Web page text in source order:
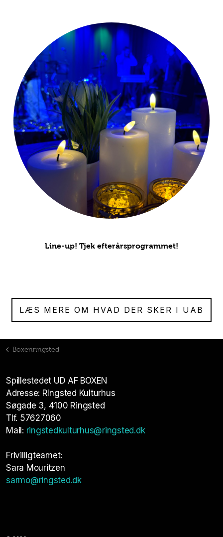
Line-up! Tjek efterårsprogrammet!
LÆS MERE OM HVAD DER SKER I UAB
Boxenringsted
Spillestedet UD AF BOXEN
Adresse: Ringsted Kulturhus
Søgade 3, 4100 Ringsted
Tlf. 57627060
Mail: ringstedkulturhus@ringsted.dk
Frivilligteamet:
Sara Mouritzen
sarmo@ringsted.dk